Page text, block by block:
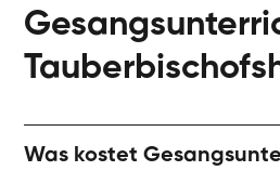
Was kostet